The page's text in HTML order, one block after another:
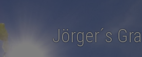
Jörger´s